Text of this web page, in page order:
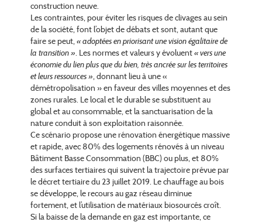
construction neuve.
Les contraintes, pour éviter les risques de clivages au sein
de la société, font l’objet de débats et sont, autant que
faire se peut,« adoptées en priorisant une vision égalitaire de
la transition » . Les normes et valeurs y évoluent« vers une
économie du lien plus que du bien, très ancrée sur les territoires
et leurs ressources » , donnant lieu à une «
démétropolisation » en faveur des villes moyennes et des
zones rurales. Le local et le durable se substituent au
global et au consommable, et la sanctuarisation de la
nature conduit à son exploitation raisonnée.
Ce scénario propose une rénovation énergétique massive
et rapide, avec 80% des logements rénovés à un niveau
Bâtiment Basse Consommation (BBC) ou plus, et 80%
des surfaces tertiaires qui suivent la trajectoire prévue par
le décret tertiaire du 23 juillet 2019. Le chauffage au bois
se développe, le recours au gaz réseau diminue
fortement, et l’utilisation de matériaux biosourcés croît.
Si la baisse de la demande en gaz est importante, ce